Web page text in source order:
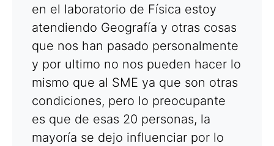
en el laboratorio de Física estoy
atendiendo Geografía y otras cosas
que nos han pasado personalmente
y por ultimo no nos pueden hacer lo
mismo que al SME ya que son otras
condiciones, pero lo preocupante
es que de esas 20 personas, la
mayoría se dejo influenciar por lo